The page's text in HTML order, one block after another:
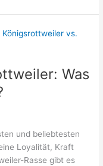
Was
und beliebtesten
Loyalität, Kraft
Rasse gibt es